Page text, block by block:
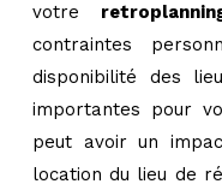
votre
contraintes
disponibilité des
importantes pour
peut avoir un
location du lieu de